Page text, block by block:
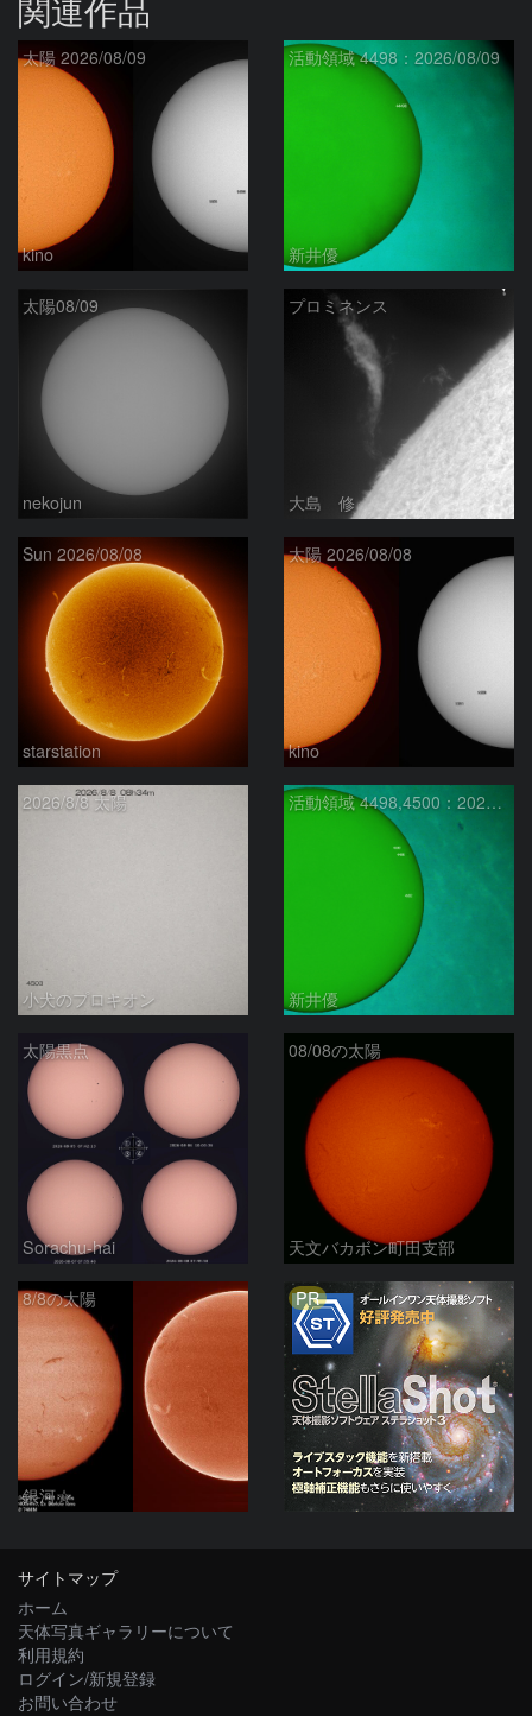
関連作品
太陽 2026/08/09
kino
活動領域 4498：2026/08/09
新井優
太陽08/09
nekojun
プロミネンス
大島 修
Sun 2026/08/08
starstation
太陽 2026/08/08
kino
2026/8/8 太陽
小犬のプロキオン
活動領域 4498,4500：2026/08/08
新井優
太陽黒点
Sorachu-hai
08/08の太陽
天文バカボン町田支部
8/8の太陽
銀河☆
PR
サイトマップ
ホーム
天体写真ギャラリーについて
利用規約
ログイン/新規登録
お問い合わせ